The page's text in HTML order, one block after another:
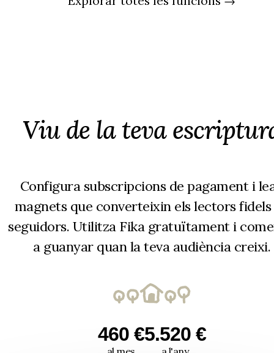
Viu de la teva
Configura subscripcions de pagament i
magnets que converteixin els lectors fidels
seguidors. Utilitza Fika gratuïtament i
a guanyar quan la teva audiència creixi.
460 €5.520 €